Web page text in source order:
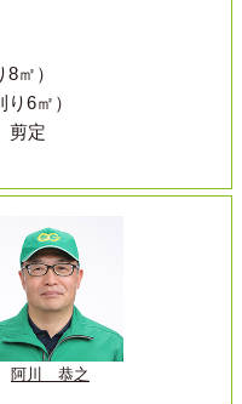
㎡）
6㎡）
剪定
阿川 恭之